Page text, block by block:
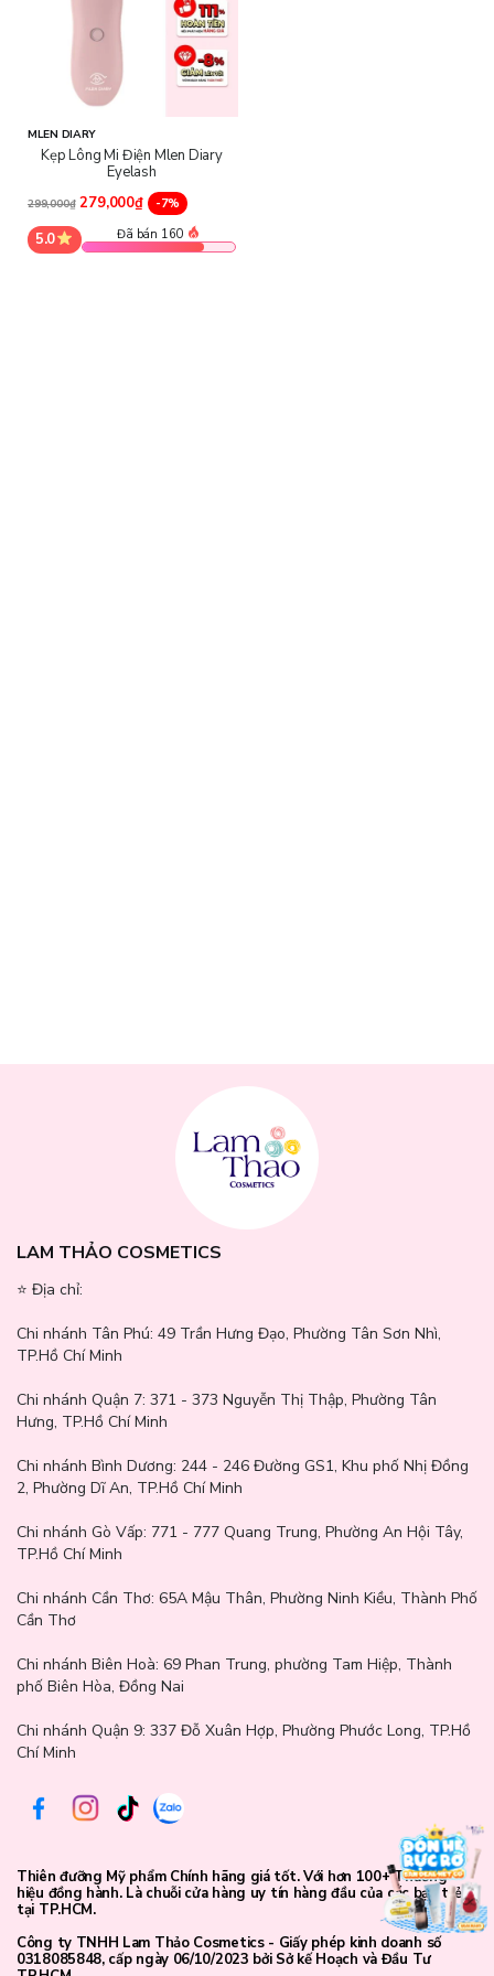
Sản phẩm có thiết kế sạc USB, mang lại thời lượng pin lâu hơn và
loại bỏ những rắc rối khi thay pin thường xuyên; đã trải qua quá
trình kiểm tra an toàn của bên thứ ba và tuân thủ các tiêu chuẩn
Hướng dẫn sử dụng:
Nhấn và giữ công tắc, đợi khoảng 30 giây và bạn có thể thấy rằng
dải silicon chuyển từ màu xanh lam sang màu trắng, cho biết nó
đã sẵn sàng sử dụng.
Nhìn xuống, căn chỉnh với gốc mi, uốn nhẹ trong 15-20s.
MLEN DIARY
Kẹp Lông Mi Điện Mlen Diary
Eyelash
299,000₫ 279,000₫ -7%
5.0 Đã bán 160
LAM THẢO COSMETICS
⭐️ Địa chỉ:
Chi nhánh Tân Phú: 49 Trần Hưng Đạo, Phường Tân Sơn Nhì,
TP.Hồ Chí Minh
Chi nhánh Quận 7: 371 - 373 Nguyễn Thị Thập, Phường Tân
Hưng, TP.Hồ Chí Minh
Chi nhánh Bình Dương: 244 - 246 Đường GS1, Khu phố Nhị Đồng
2, Phường Dĩ An, TP.Hồ Chí Minh
Chi nhánh Gò Vấp: 771 - 777 Quang Trung, Phường An Hội Tây,
TP.Hồ Chí Minh
Chi nhánh Cần Thơ: 65A Mậu Thân, Phường Ninh Kiều, Thành Phố
Cần Thơ
Chi nhánh Biên Hoà: 69 Phan Trung, phường Tam Hiệp, Thành
phố Biên Hòa, Đồng Nai
Chi nhánh Quận 9: 337 Đỗ Xuân Hợp, Phường Phước Long, TP.Hồ
Chí Minh
Thiên đưỡng Mỹ phẩm Chính hãng giá tốt. Với hơn 100+ Thương
hiệu đồng hành. Là chuỗi cửa hàng uy tín hàng đầu của các bạn trẻ
tại TP.HCM.
Công ty TNHH Lam Thảo Cosmetics - Giấy phép kinh doanh số
0318085848, cấp ngày 06/10/2023 bởi Sở kế Hoạch và Đầu Tư